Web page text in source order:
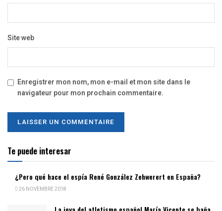
Site web
Enregistrer mon nom, mon e-mail et mon site dans le
navigateur pour mon prochain commentaire.
Te puede interesar
¿Pero qué hace el espía René González Zehwerert en España?
26 NOVEMBRE 2018